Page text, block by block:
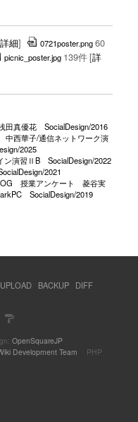
詳細] 0721poster.png60
picnic_poster.jpg 139件[詳
田真優花
SocialDesign/2016
中西華子/通信ネットワーク演
2025
ン演習ⅡB
SocialDesign/2022
2021
授業アンケート
菱谷実
SocialDesign/2019
UPLOAD BACKUP
DIFF
OpenSquareJP
Development Team PHP